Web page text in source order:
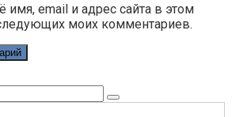
имя, email и адрес сайта в этом
моих комментариев.